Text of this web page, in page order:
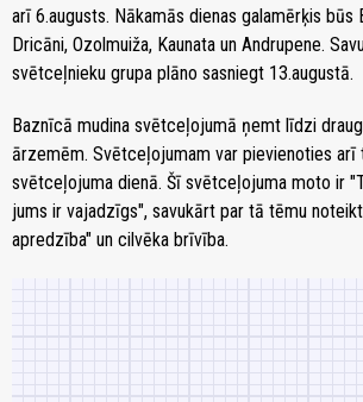
arī 6.augusts. Nākamās dienas galamērķis būs
Dricāni, Ozolmuiža, Kaunata un Andrupene.
svētceļnieku grupa plāno sasniegt 13.augustā.
Baznīcā mudina svētceļojumā ņemt līdzi
ārzemēm. Svētceļojumam var pievienoties
svētceļojuma dienā. Šī svētceļojuma moto ir
jums ir vajadzīgs", savukārt par tā tēmu
apredzība" un cilvēka brīvība.